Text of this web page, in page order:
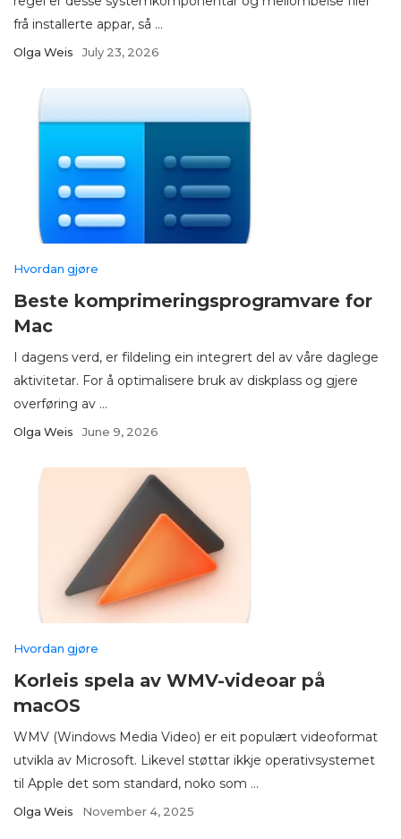
frå installerte appar, så ...
Olga Weis July 23, 2026
Hvordan gjøre
Beste komprimeringsprogramvare for
Mac
I dagens verd, er fildeling ein integrert del av våre daglege
aktivitetar. For å optimalisere bruk av diskplass og gjere
overføring av ...
Olga Weis June 9, 2026
Hvordan gjøre
Korleis spela av WMV-videoar på
macOS
WMV (Windows Media Video) er eit populært videoformat
utvikla av Microsoft. Likevel støttar ikkje operativsystemet
til Apple det som standard, noko som ...
Olga Weis November 4, 2025